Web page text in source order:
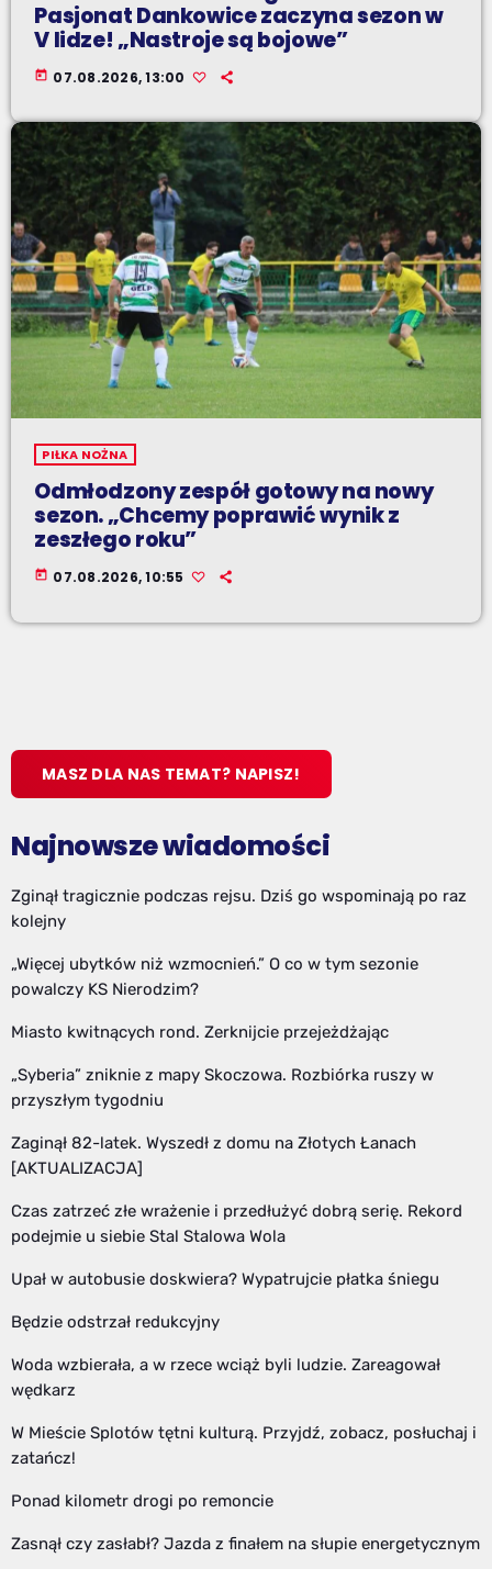
Pasjonat Dankowice zaczyna sezon w
V lidze! „Nastroje są bojowe”
today 07.08.2026, 13:00
PIŁKA NOŻNA
Odmłodzony zespół gotowy na nowy
sezon. „Chcemy poprawić wynik z
zeszłego roku”
today 07.08.2026, 10:55
MASZ DLA NAS TEMAT? NAPISZ!
Najnowsze wiadomości
Zginął tragicznie podczas rejsu. Dziś go wspominają po raz
kolejny
„Więcej ubytków niż wzmocnień.” O co w tym sezonie
powalczy KS Nierodzim?
Miasto kwitnących rond. Zerknijcie przejeżdżając
„Syberia” zniknie z mapy Skoczowa. Rozbiórka ruszy w
przyszłym tygodniu
Zaginął 82-latek. Wyszedł z domu na Złotych Łanach
[AKTUALIZACJA]
Czas zatrzeć złe wrażenie i przedłużyć dobrą serię. Rekord
podejmie u siebie Stal Stalowa Wola
Upał w autobusie doskwiera? Wypatrujcie płatka śniegu
Będzie odstrzał redukcyjny
Woda wzbierała, a w rzece wciąż byli ludzie. Zareagował
wędkarz
W Mieście Splotów tętni kulturą. Przyjdź, zobacz, posłuchaj i
zatańcz!
Ponad kilometr drogi po remoncie
Zasnął czy zasłabł? Jazda z finałem na słupie energetycznym